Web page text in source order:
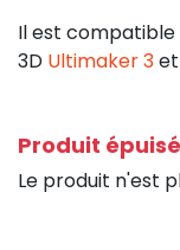
Il est
3D Ultimaker 3
Produit épuisé
Le produit n'est